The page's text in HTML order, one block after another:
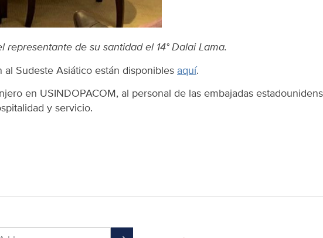
de su santidad el 14° Dalai Lama.
Sudeste Asiático están disponibles aquí.
en USINDOPACOM, al personal de las embajadas
y servicio.